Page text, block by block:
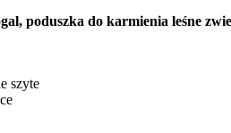
poduszka do karmienia leśne
szyte